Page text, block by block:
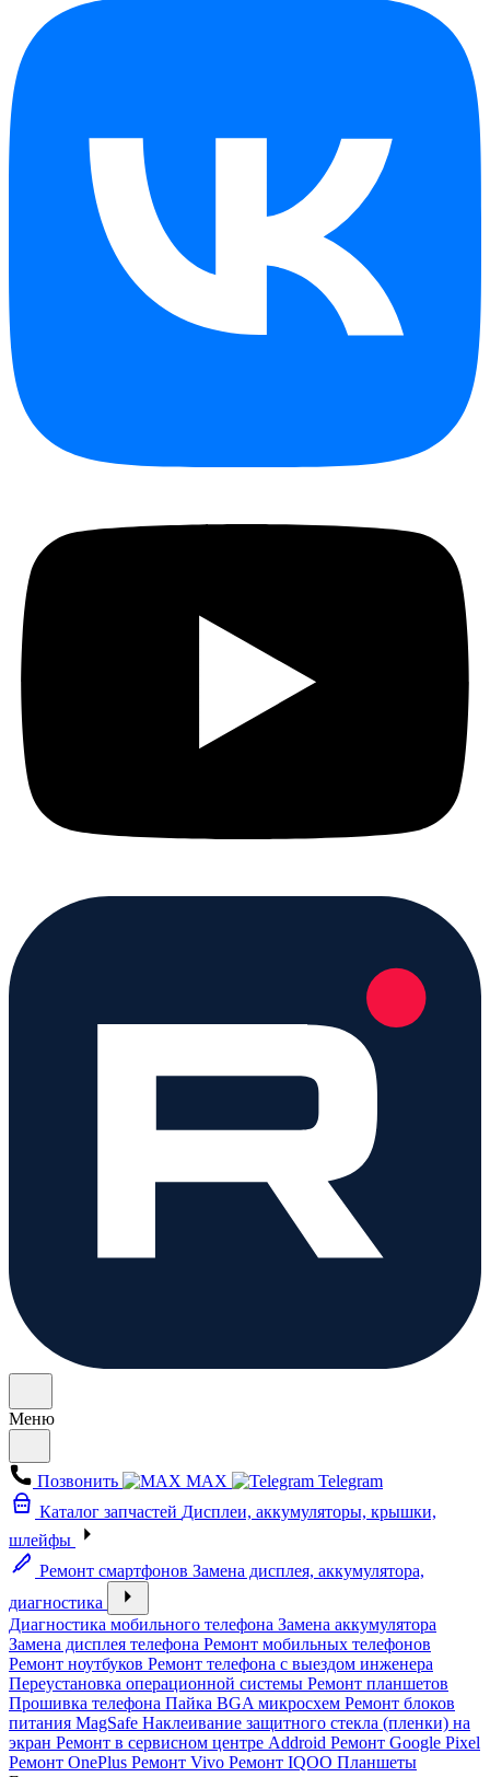
Меню
Позвонить MAX
Telegram
Каталог запчастей Дисплеи, аккумуляторы, крышки,
шлейфы
Ремонт смартфонов Замена дисплея, аккумулятора,
диагностика
Диагностика мобильного телефона Замена аккумулятора
Замена дисплея телефона Ремонт мобильных телефонов
Ремонт ноутбуков Ремонт телефона с выездом инженера
Переустановка операционной системы Ремонт планшетов
Прошивка телефона Пайка BGA микросхем Ремонт блоков
питания MagSafe Наклеивание защитного стекла (пленки) на
экран Ремонт в сервисном центре Addroid Ремонт Google Pixel
Ремонт OnePlus Ремонт Vivo Ремонт IQOO Планшеты